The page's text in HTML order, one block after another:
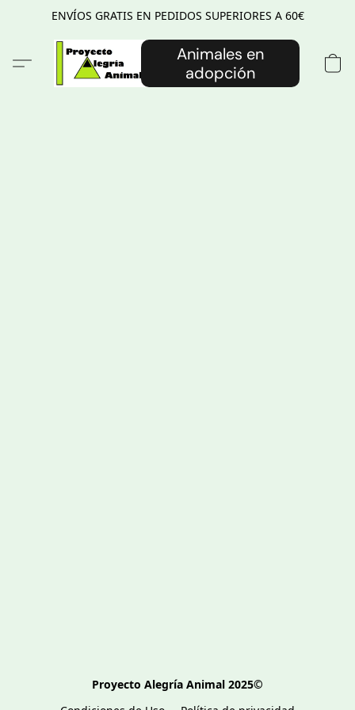
ENVÍOS GRATIS EN PEDIDOS SUPERIORES A 60€
Animales en
adopción
Proyecto Alegría Animal 2025©